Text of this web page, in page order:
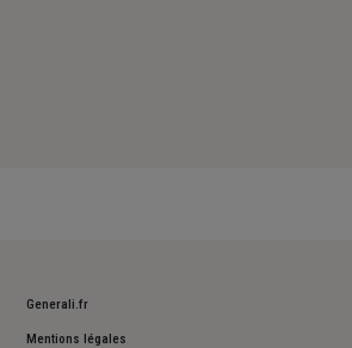
Generali.fr
Mentions légales